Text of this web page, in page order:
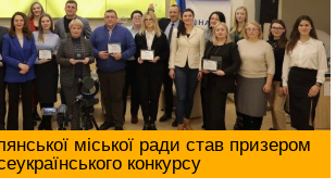
міської ради став призером
конкурсу